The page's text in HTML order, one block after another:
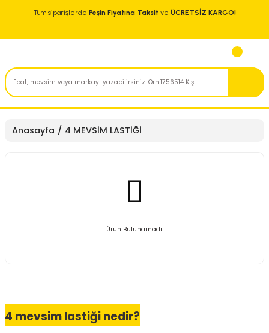
Tüm siparişlerde Peşin Fiyatına Taksit ve ÜCRETSİZ KARGO!
Anasayfa 4 MEVSİM LASTİĞİ
Ürün Bulunamadı.
4 mevsim lastiği nedir?